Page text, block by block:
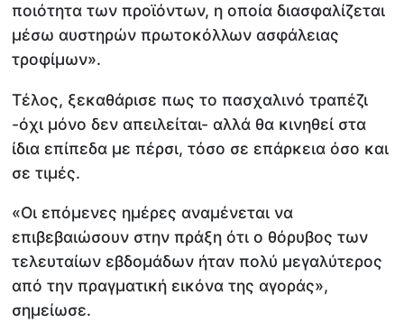
ποιότητα των προϊόντων, η οποία διασφαλίζεται
μέσω αυστηρών πρωτοκόλλων ασφάλειας
τροφίμων».
Τέλος, ξεκαθάρισε πως το πασχαλινό τραπέζι
-όχι μόνο δεν απειλείται- αλλά θα κινηθεί στα
ίδια επίπεδα με πέρσι, τόσο σε επάρκεια όσο και
σε τιμές.
«Οι επόμενες ημέρες αναμένεται να
επιβεβαιώσουν στην πράξη ότι ο θόρυβος των
τελευταίων εβδομάδων ήταν πολύ μεγαλύτερος
από την πραγματική εικόνα της αγοράς»,
σημείωσε.